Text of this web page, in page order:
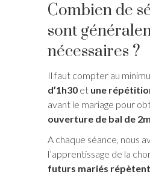
Combien de
sont
nécessaires ?
Il faut compter au
d’1h30 et une
avant le mariage pour
ouverture de bal de
A chaque séance, nous
l’apprentissage de la
futurs mariés